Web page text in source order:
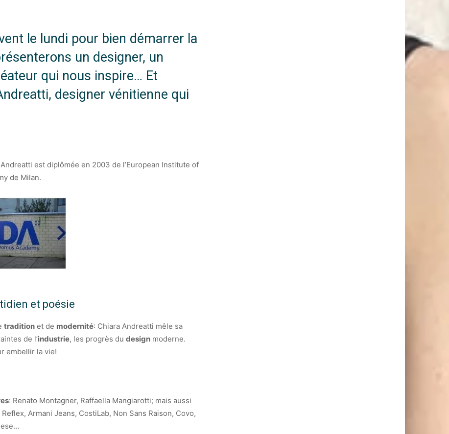
le lundi pour bien démarrer la
un designer, un
qui nous inspire… Et
designer vénitienne qui
est diplômée en 2003 de l’European Institute of
de Milan.
et poésie
tradition et de modernité: Chiara Andreatti mêle sa
de l’industrie, les progrès du design moderne.
embellir la vie!
: Renato Montagner, Raffaella Mangiarotti; mais aussi
Armani Jeans, CostiLab, Non Sans Raison, Covo,